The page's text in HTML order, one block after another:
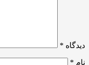
دیدگاه *
نام *